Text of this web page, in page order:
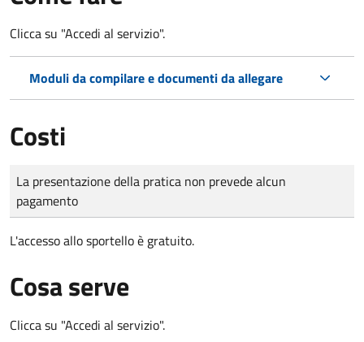
Clicca su "Accedi al servizio".
Moduli da compilare e documenti da allegare
Costi
Tipo di pagamento
Importo
La presentazione della pratica non prevede alcun
pagamento
L'accesso allo sportello è gratuito.
Cosa serve
Clicca su "Accedi al servizio".